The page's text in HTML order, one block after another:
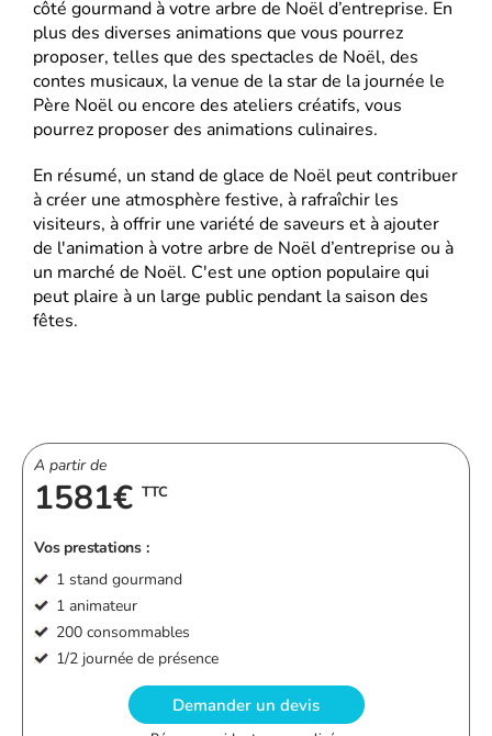
côté gourmand à votre arbre de Noël d’entreprise. En
plus des diverses animations que vous pourrez
proposer, telles que des spectacles de Noël, des
contes musicaux, la venue de la star de la journée le
Père Noël ou encore des ateliers créatifs, vous
pourrez proposer des animations culinaires.
En résumé, un stand de glace de Noël peut contribuer
à créer une atmosphère festive, à rafraîchir les
visiteurs, à offrir une variété de saveurs et à ajouter
de l'animation à votre arbre de Noël d’entreprise ou à
un marché de Noël. C'est une option populaire qui
peut plaire à un large public pendant la saison des
fêtes.
A partir de
1581€ TTC
Vos prestations :
1 stand gourmand
1 animateur
200 consommables
1/2 journée de présence
Demander un devis